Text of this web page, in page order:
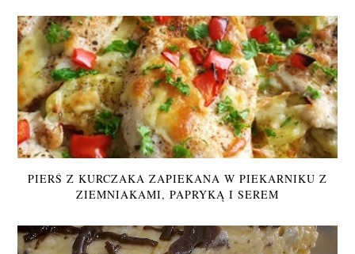
PIERŚ Z KURCZAKA ZAPIEKANA W PIEKARNIKU Z
ZIEMNIAKAMI, PAPRYKĄ I SEREM